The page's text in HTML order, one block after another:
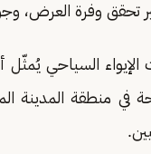
تحقق وفرة العرض،
الإيواء السياحي
في منطقة المدينة